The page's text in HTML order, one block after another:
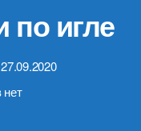
по игле
27.09.2020
к
нет